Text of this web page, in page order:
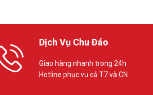
Dịch Vụ Chu Đáo
Giao hàng nhanh trong 24h
Hotline phục vụ cả T7 và CN